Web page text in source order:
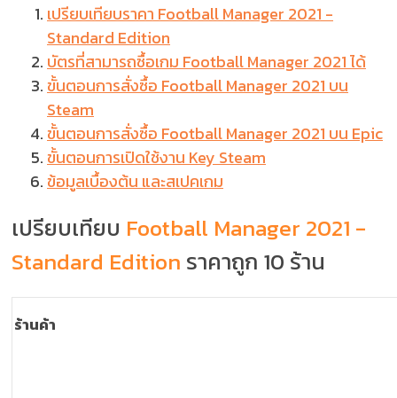
เปรียบเทียบราคา Football Manager 2021 -
Standard Edition
บัตรที่สามารถซื้อเกม Football Manager 2021 ได้
ขั้นตอนการสั่งซื้อ Football Manager 2021 บน
Steam
ขั้นตอนการสั่งซื้อ Football Manager 2021 บน Epic
ขั้นตอนการเปิดใช้งาน Key Steam
ข้อมูลเบื้องต้น และสเปคเกม
เปรียบเทียบ Football Manager 2021 -
Standard Edition ราคาถูก 10 ร้าน
ร้านค้า